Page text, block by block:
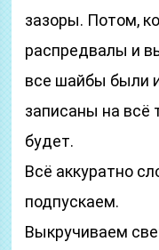
зазоры. Потом,
распредвалы и
все шайбы были
записаны на всё
будет.
Всё аккуратно
подпускаем.
Выкручиваем